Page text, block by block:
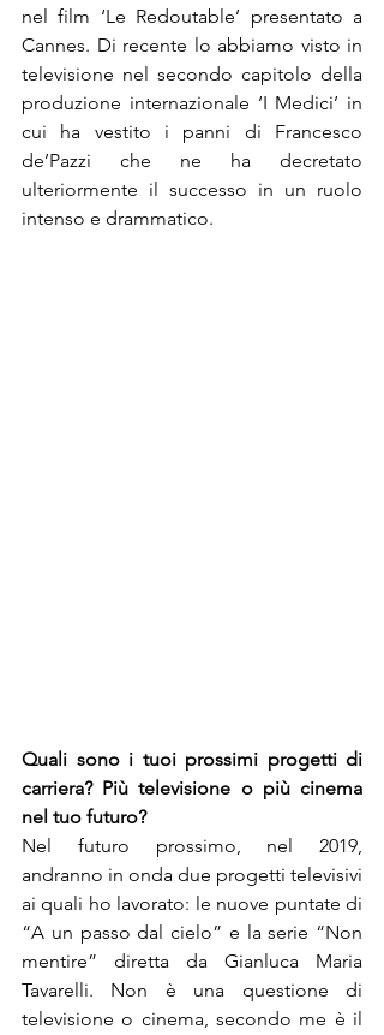
nel film ‘Le Redoutable’ presentato a
Cannes. Di recente lo abbiamo visto in
televisione nel secondo capitolo della
produzione internazionale ‘I Medici’ in
cui ha vestito i panni di Francesco
de’Pazzi che ne ha decretato
ulteriormente il successo in un ruolo
intenso e drammatico.
Quali sono i tuoi prossimi progetti di
carriera? Più televisione o più cinema
nel tuo futuro?
Nel futuro prossimo, nel 2019,
andranno in onda due progetti televisivi
ai quali ho lavorato: le nuove puntate di
“A un passo dal cielo” e la serie “Non
mentire” diretta da Gianluca Maria
Tavarelli. Non è una questione di
televisione o cinema, secondo me è il